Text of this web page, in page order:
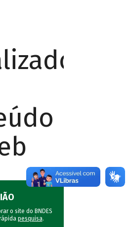
o site do BNDES
pesquisa.